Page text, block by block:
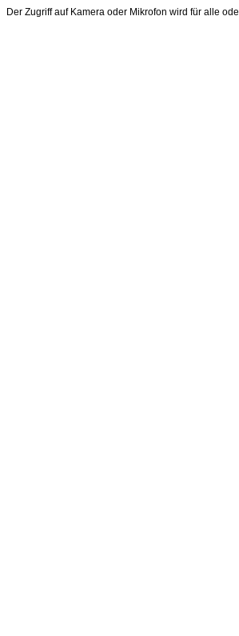
Der Zugriff auf Kamera oder Mikrofon wird für alle